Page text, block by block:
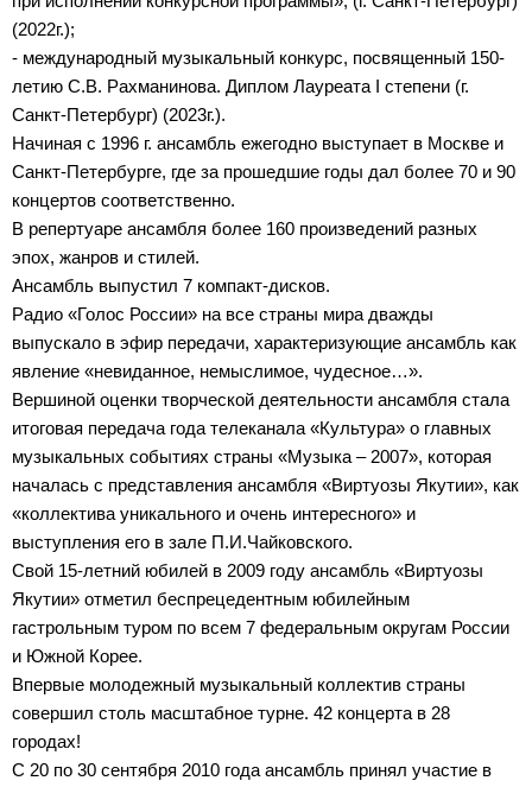
(2022г.);
- международный музыкальный конкурс, посвященный 150-
летию С.В. Рахманинова. Диплом Лауреата I степени (г.
Санкт-Петербург) (2023г.).
Начиная с 1996 г. ансамбль ежегодно выступает в Москве и
Санкт-Петербурге, где за прошедшие годы дал более 70 и 90
концертов соответственно.
В репертуаре ансамбля более 160 произведений разных
эпох, жанров и стилей.
Ансамбль выпустил 7 компакт-дисков.
Радио «Голос России» на все страны мира дважды
выпускало в эфир передачи, характеризующие ансамбль как
явление «невиданное, немыслимое, чудесное…».
Вершиной оценки творческой деятельности ансамбля стала
итоговая передача года телеканала «Культура» о главных
музыкальных событиях страны «Музыка – 2007», которая
началась с представления ансамбля «Виртуозы Якутии», как
«коллектива уникального и очень интересного» и
выступления его в зале П.И.Чайковского.
Свой 15-летний юбилей в 2009 году ансамбль «Виртуозы
Якутии» отметил беспрецедентным юбилейным
гастрольным туром по всем 7 федеральным округам России
и Южной Корее.
Впервые молодежный музыкальный коллектив страны
совершил столь масштабное турне. 42 концерта в 28
городах!
С 20 по 30 сентября 2010 года ансамбль принял участие в